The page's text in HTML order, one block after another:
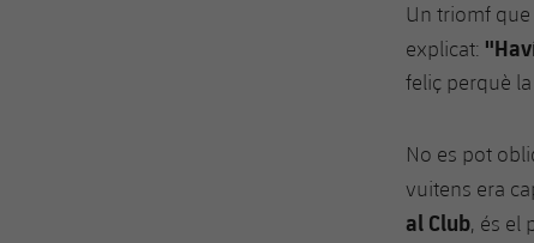
Un triomf
explicat:
feliç perquè
No es pot
vuitens era
al Club, és el